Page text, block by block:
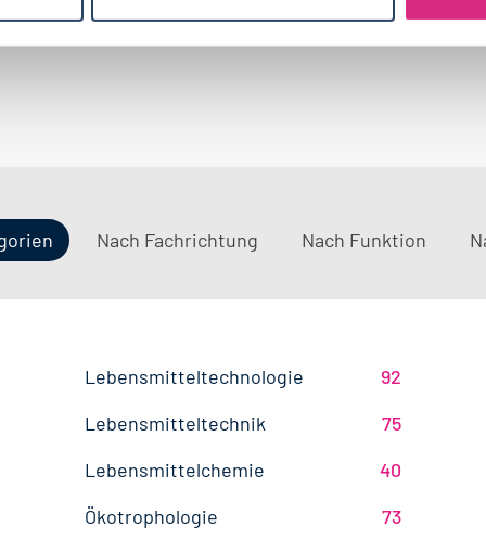
Nach Fachrichtung Nach Funktion
Lebensmitteltechnologie 92
Lebensmitteltechnik 75
Lebensmittelchemie 40
Ökotrophologie 73
Ernährungswissenschaften/
72
Vertrieb 42
Technik 18
Logistik / SCM 7
Finanzen 5
Baden-Württemberg 29
Niedersachsen 18
Rheinland-Pfalz 10
Berlin 6